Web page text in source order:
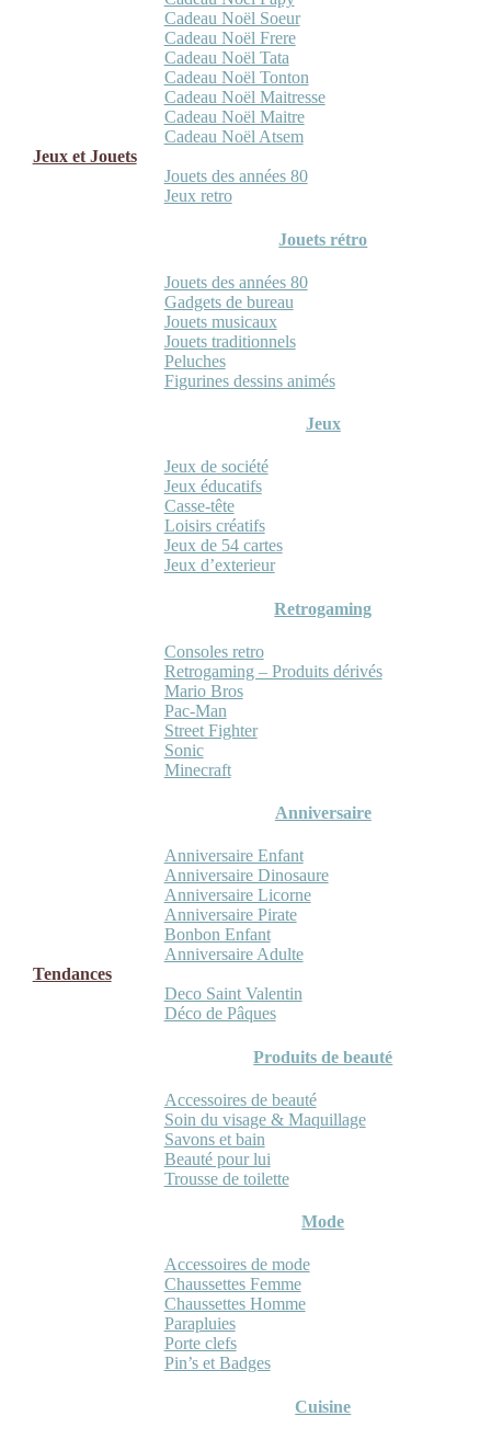
Cadeau Noël Soeur
Cadeau Noël Frere
Cadeau Noël Tata
Cadeau Noël Tonton
Cadeau Noël Maitresse
Cadeau Noël Maitre
Cadeau Noël Atsem
Jeux et Jouets
Jouets des années 80
Jeux retro
Jouets rétro
Jouets des années 80
Gadgets de bureau
Jouets musicaux
Jouets traditionnels
Peluches
Figurines dessins animés
Jeux
Jeux de société
Jeux éducatifs
Casse-tête
Loisirs créatifs
Jeux de 54 cartes
Jeux d’exterieur
Retrogaming
Consoles retro
Retrogaming – Produits dérivés
Mario Bros
Pac-Man
Street Fighter
Sonic
Minecraft
Anniversaire
Anniversaire Enfant
Anniversaire Dinosaure
Anniversaire Licorne
Anniversaire Pirate
Bonbon Enfant
Anniversaire Adulte
Tendances
Deco Saint Valentin
Déco de Pâques
Produits de beauté
Accessoires de beauté
Soin du visage & Maquillage
Savons et bain
Beauté pour lui
Trousse de toilette
Mode
Accessoires de mode
Chaussettes Femme
Chaussettes Homme
Parapluies
Porte clefs
Pin’s et Badges
Cuisine